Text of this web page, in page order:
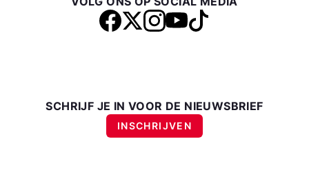
SCHRIJF JE IN VOOR DE NIEUWSBRIEF
INSCHRIJVEN